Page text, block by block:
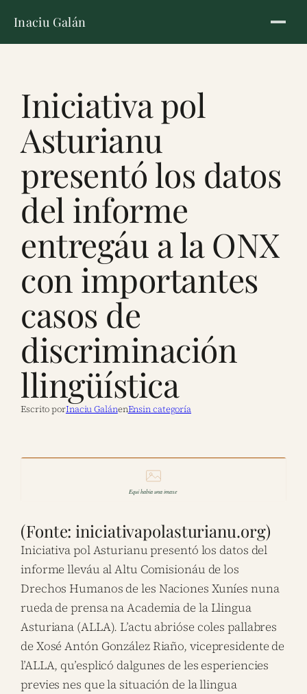
Inaciu Galán
Iniciativa pol
Asturianu
presentó los datos
del informe
entregáu a la ONX
con importantes
casos de
discriminación
llingüística
Escrito porInaciu GalánenEnsin categoría
(Fonte: iniciativapolasturianu.org)
Iniciativa pol Asturianu presentó los datos del
informe lleváu al Altu Comisionáu de los
Drechos Humanos de les Naciones Xuníes nuna
rueda de prensa na Academia de la Llingua
Asturiana (ALLA). L’actu abrióse coles pallabres
de Xosé Antón González Riaño, vicepresidente de
l’ALLA, qu’esplicó dalgunes de les esperiencies
previes nes que la situación de la llingua